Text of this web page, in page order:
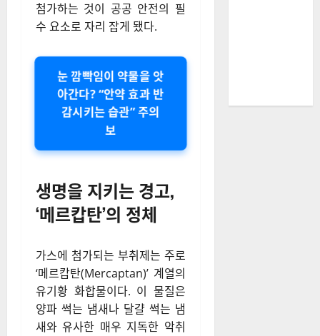
첨가하는 것이 공공 안전의 필
수 요소로 자리 잡게 됐다.
눈 깜빡임이 약물을 앗
아간다? “안약 효과 반
감시키는 습관” 주의
보
생명을 지키는 경고,
‘메르캅탄’의 정체
가스에 첨가되는 부취제는 주로
‘메르캅탄(Mercaptan)’ 계열의
유기황 화합물이다. 이 물질은
양파 썩는 냄새나 달걀 썩는 냄
새와 유사한 매우 지독한 악취